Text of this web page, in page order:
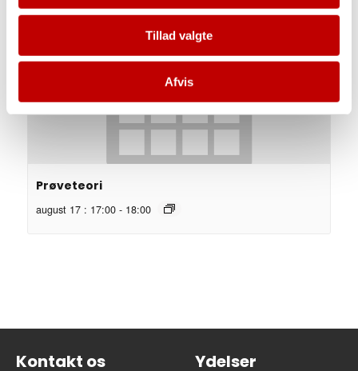
Tillad valgte
Afvis
Prøveteori
august 17 : 17:00 - 18:00
Kontakt os Ydelser